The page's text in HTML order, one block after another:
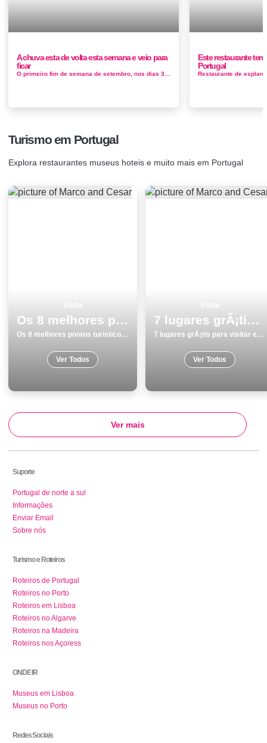
A chuva esta de volta esta semana e veio para
ficar
O primeiro fim de semana de setembro, nos dias 3 e 4, ou se já tinha combinado uma ida à praia com os seus amigos, temos más not&...
Este restaurante
Portugal
Turismo em Portugal
Explora restaurantes museus hoteis e muito mais em Portugal
Os 8 melhores pontos turisticos para visitar em Almada
Os 8 melhores pontos turisticos para visitar em Almada
Ver Todos
7 lugares grÃ¡tis para visitar em Faro
7 lugares grÃ¡tis para visitar em Faro
Ver Todos
Ver mais
Suporte
Portugal de norte a sul
Informações
Enviar Email
Sobre nós
Turismo e Roteiros
Roteiros de Portugal
Roteiros no Porto
Roteiros em Lisboa
Roteiros no Algarve
Roteiros na Madeira
Roteiros nos Açoress
ONDE IR
Museus em Lisboa
Museus no Porto
Redes Sociais